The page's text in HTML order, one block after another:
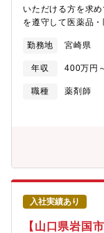
いただける方を求
を遵守して医薬品
当者、物流担当者
勤務地 宮崎県
年収 400万円
職種
薬剤師
入社実績あり
【山口県岩国